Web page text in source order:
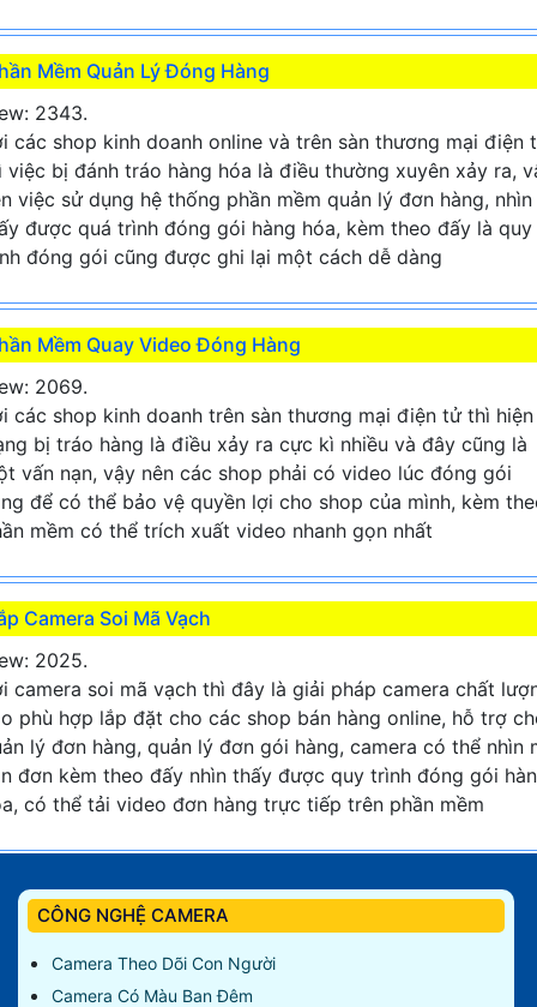
Mềm Quản Lý Đóng Hàng
2343.
các shop kinh doanh online và trên sàn thương mại điện
việc bị đánh tráo hàng hóa là điều thường xuyên xảy ra,
việc sử dụng hệ thống phần mềm quản lý đơn hàng, nhìn
được quá trình đóng gói hàng hóa, kèm theo đấy là quy
đóng gói cũng được ghi lại một cách dễ dàng
Mềm Quay Video Đóng Hàng
2069.
các shop kinh doanh trên sàn thương mại điện tử thì hiện
bị tráo hàng là điều xảy ra cực kì nhiều và đây cũng là
vấn nạn, vậy nên các shop phải có video lúc đóng gói
để có thể bảo vệ quyền lợi cho shop của mình, kèm
mềm có thể trích xuất video nhanh gọn nhất
Camera Soi Mã Vạch
2025.
camera soi mã vạch thì đây là giải pháp camera chất
phù hợp lắp đặt cho các shop bán hàng online, hỗ trợ
lý đơn hàng, quản lý đơn gói hàng, camera có thể nhìn
đơn kèm theo đấy nhìn thấy được quy trình đóng gói
có thể tải video đơn hàng trực tiếp trên phần mềm
CÔNG NGHỆ CAMERA
Camera Theo Dõi Con Người
Camera Có Màu Ban Đêm